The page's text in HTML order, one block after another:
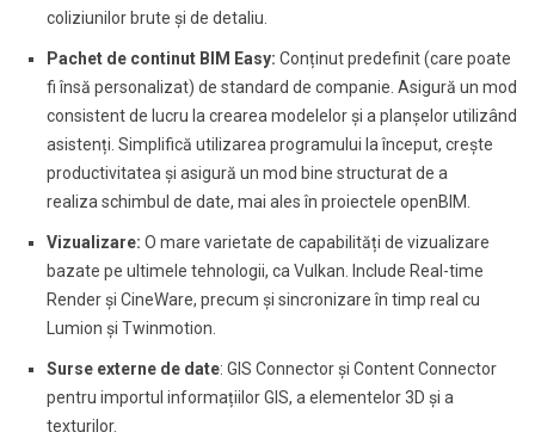
coliziunilor brute și de detaliu.
Pachet de continut BIM Easy: Conținut predefinit (care poate
fi însă personalizat) de standard de companie. Asigură un mod
consistent de lucru la crearea modelelor și a planșelor utilizând
asistenți. Simplifică utilizarea programului la început, crește
productivitatea și asigură un mod bine structurat de a
realiza schimbul de date, mai ales în proiectele openBIM.
Vizualizare: O mare varietate de capabilități de vizualizare
bazate pe ultimele tehnologii, ca Vulkan. Include Real-time
Render și CineWare, precum și sincronizare în timp real cu
Lumion și Twinmotion.
Surse externe de date: GIS Connector și Content Connector
pentru importul informațiilor GIS, a elementelor 3D și a
texturilor.